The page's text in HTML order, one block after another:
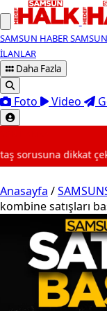
SAMSUN HABER
İLANLAR
Daha Fazla
Foto Video
yanıt: “Bekleyin”
Anasayfa /
kombine satışları